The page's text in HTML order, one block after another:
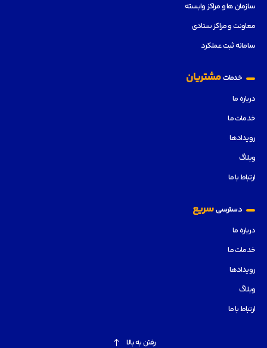
سازمان ها و مراکز وابسته
معاونت و مراکز ستادی
سامانه ثبت عملکرد
خدماتمشتریان
درباره ما
خدمات ما
رویدادها
وبلاگ
ارتباط با ما
دسترسیسریع
درباره ما
خدمات ما
رویدادها
وبلاگ
ارتباط با ما
رفتن به بالا